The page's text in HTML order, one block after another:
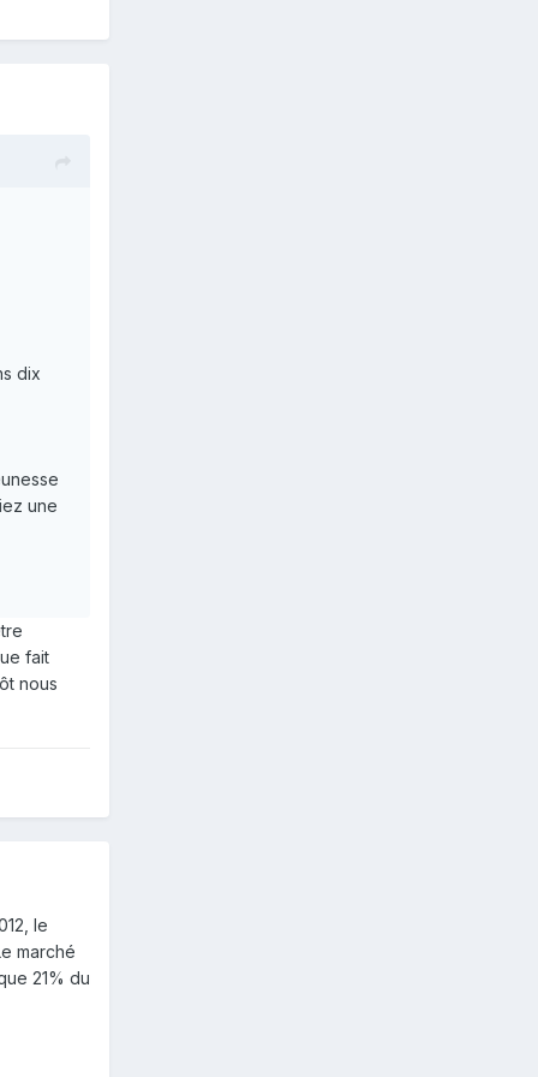
dix
une
fait
nous
le
marché
21% du